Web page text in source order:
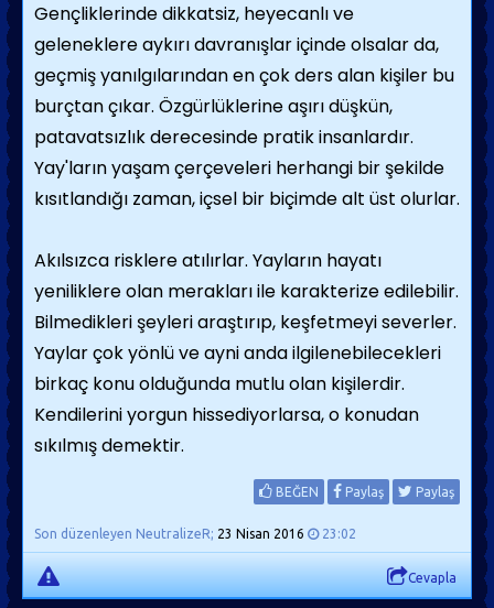
insanlarında da var ama Yay'ın farklı tek tek
ayrıntılarla yetinmeyip bütüne odaklanabilmesi. Hem
ağaçları, hem de ormanı görebilen bir erkek. En
önemli özelliğiyse inançlı ve iyimser olması. Ayrıca
elbette o karşı konulmaz gülüşü, yani neşesi. Böyle bir
adamla birlikte olacaksanız sizin de kültürünüzden
emin olmanız yerinde olur. Ayrıca dedik ya, iç sıkıcı
harekete geçmeye hazır görünün, daha iyi.
Baştan çıkarmaya dair birkaç not daha...
Eğer onu bir akşam yemeğine davet edecekseniz,
değişik bir yer seçmelisiniz. Vietnam restoranı, Lübnan
mutfağından seçme lezzetlerin sunulduğu bir yer, Çin
ya da Hint yemeklerinin sunulduğu bir mekân... Ayrıca
bu burcun erkekleri lisan konusunda çok
yeteneklidirler. Hem çok gezip çok ülke
gördüklerinden, hem de insanlarla iletişim kurmaya
meraklı olduklarından. Dolayısıyla dilini bildiği
Gençliklerinde dikkatsiz, heyecanlı ve
geleneklere aykırı davranışlar içinde olsalar da,
geçmiş yanılgılarından en çok ders alan kişiler bu
burçtan çıkar. Özgürlüklerine aşırı düşkün,
patavatsızlık derecesinde pratik insanlardır.
Yay'ların yaşam çerçeveleri herhangi bir şekilde
kısıtlandığı zaman, içsel bir biçimde alt üst olurlar.
Akılsızca risklere atılırlar. Yayların hayatı
yeniliklere olan merakları ile karakterize edilebilir.
Bilmedikleri şeyleri araştırıp, keşfetmeyi severler.
Yaylar çok yönlü ve ayni anda ilgilenebilecekleri
birkaç konu olduğunda mutlu olan kişilerdir.
Kendilerini yorgun hissediyorlarsa, o konudan
sıkılmış demektir.
BEĞEN Paylaş Paylaş
Son düzenleyen NeutralizeR; 23 Nisan 2016 23:02
Cevapla